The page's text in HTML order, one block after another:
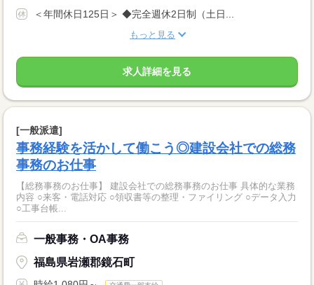
＜年間休日125日＞ ◆完全週休2日制（土日...
もっと見る
求人詳細を見る
[一般派遣]
事務経験を活かして働こう◎建設会社での総務
事務のお仕事
【総務事務のお仕事】 建設会社での総務事務のお仕事 具体的な業務
内容 ○来客・電話対応 ○領収書等の整理・ファイリング ○データ入力
○工事台帳...
一般事務・OA事務
福島県岩瀬郡鏡石町